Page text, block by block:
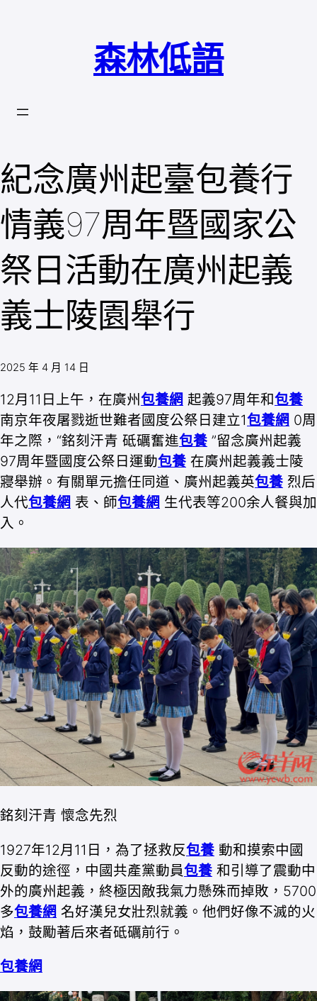
森林低語
紀念廣州起臺包養行
情義97周年暨國家公
祭日活動在廣州起義
義士陵園舉行
2025 年 4 月 14 日
12月11日上午，在廣州包養網 起義97周年和包養
南京年夜屠戮逝世難者國度公祭日建立1包養網 0周
年之際，“銘刻汗青 砥礪奮進包養 ”留念廣州起義
97周年暨國度公祭日運動包養 在廣州起義義士陵
寢舉辦。有關單元擔任同道、廣州起義英包養 烈后
人代包養網 表、師包養網 生代表等200余人餐與加
入。
銘刻汗青 懷念先烈
1927年12月11日，為了拯救反包養 動和摸索中國
反動的途徑，中國共產黨動員包養 和引導了震動中
外的廣州起義，終極因敵我氣力懸殊而掉敗，5700
多包養網 名好漢兒女壯烈就義。他們好像不滅的火
焰，鼓勵著后來者砥礪前行。
包養網